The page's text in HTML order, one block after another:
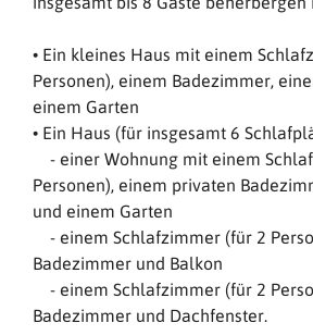
• Ein kleines Haus mit einem
Personen), einem Badezimmer,
einem Garten
• Ein Haus (für insgesamt 6
- einer Wohnung mit einem
Personen), einem privaten
und einem Garten
- einem Schlafzimmer (für 2
Badezimmer und Balkon
- einem Schlafzimmer (für 2
Badezimmer und Dachfenster.